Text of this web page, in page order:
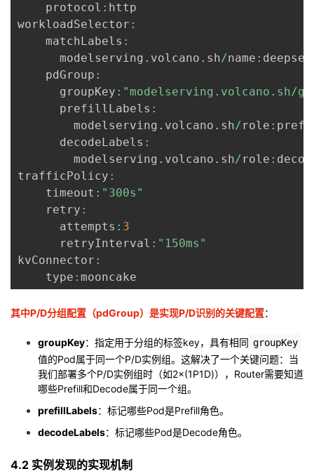
    protocol
: http
workloadSelector :
    matchLabels
:
      modelserving
. volcano . sh/name :
    pdGroup
:
      groupKey
: "modelserving.volcano.sh/
      prefillLabels
:
        modelserving
. volcano . sh/role :
      decodeLabels
:
        modelserving
. volcano . sh/role :
trafficPolicy :
    timeout
: "300s"
    retry
:
      attempts
: 3
      retryInterval
: "150ms"
kvConnector :
    type
:
其中P/D分组配置（pdGroup）是实现P/D识别的关键配置：
groupKey：指定用于分组的标签key，具有相同 groupKey
值的Pod属于同一个P/D实例组。这解决了一个关键问题：当
我们部署多个P/D实例组时（如2×(1P1D)），Router需要知道
哪些Prefill和Decode属于同一个组。
prefillLabels：标记哪些Pod是Prefill角色。
decodeLabels：标记哪些Pod是Decode角色。
4.2 实例发现的实现机制